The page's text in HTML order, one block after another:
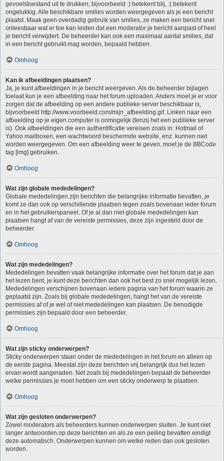
gevoelstoestand uit te drukken, bijvoorbeeld :) betekent blij, :( betekent
ongelukkig. Alle beschikbare smilies worden weergegeven als je een bericht
plaatst. Maak geen overdadig gebruik van smilies, ze maken een bericht snel
onleesbaar wat er toe kan leiden dat een moderator je bericht aanpast of heel
je bericht verwijdert. De beheerder kan ook een maximaal aantal smilies, dat
in een bericht gebruikt mag worden, bepaald hebben.
Omhoog
Kan ik afbeeldingen plaatsen?
Ja, je kunt afbeeldingen in je bericht weergeven. Als de beheerder bijlagen
toelaat kun je een afbeelding naar het forum uploaden. Anders moet je er voor
zorgen dat de afbeelding op een andere publieke server beschikbaar is,
bijvoorbeeld http://www.voorbeeld.com/mijn_afbeelding.gif. Linken naar een
afbeelding op je eigen computer is onmogelijk (tenzij het een publieke server
is). Ook afbeeldingen die een authentificatie vereisen zoals in: Hotmail of
Yahoo mailboxen, een wachtwoord beschermde website, enz. kunnen niet
worden weergegeven. Om een afbeelding weer te geven, moet je de BBCode
tag [img] gebruiken.
Omhoog
Wat zijn globale mededelingen?
Globale mededelingen zijn berichten die belangrijke informatie bevatten, je
komt ze dan ook op verschillende plaatsen tegen zoals bovenaan ieder forum
en in het gebruikerspaneel. Of je al dan niet globale mededelingen kan
plaatsen hangt af van de vereiste permissies, deze zijn ingesteld door de
beheerder.
Omhoog
Wat zijn mededelingen?
Mededelingen bevatten vaak belangrijke informatie over het forum dat je aan
het lezen bent, je kunt deze berichten dan ook het best zo snel mogelijk lezen.
Mededelingen verschijnen bovenaan iedere pagina van het forum waarin ze
geplaatst zijn. Zoals bij globale mededelingen, hangt het van de vereiste
permissies af of je wel of niet mededelingen kan plaatsen. De benodigde
permissies zijn bepaald door een beheerder.
Omhoog
Wat zijn sticky onderwerpen?
Sticky onderwerpen staan onder de mededelingen in het forum en alleen op
de eerste pagina. Meestal zijn deze berichten vrij belangrijk dus het lezen
ervan wordt aangeraden. Net zoals bij mededelingen bepaalt de beheerder
welke permissies je moet hebben om een sticky onderwerp te plaatsen.
Omhoog
Wat zijn gesloten onderwerpen?
Zowel moderators als beheerders kunnen onderwerpen sluiten. Je kunt niet
langer antwoorden op deze berichten en als ze een peiling bevatten eindigt
deze automatisch. Onderwerpen kunnen om welke reden dan ook gesloten
worden.